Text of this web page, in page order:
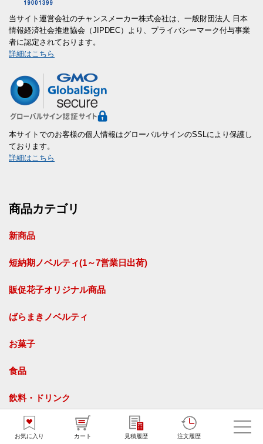
お気に入り カート 見積履歴 注文履歴
当サイト運営会社のチャンスメーカー株式会社は、一般財団法人 日本
情報経済社会推進協会（JIPDEC）より、プライバシーマーク付与事業
者に認定されております。
詳細はこちら
本サイトでのお客様の個人情報はグローバルサインのSSLにより保護し
ております。
詳細はこちら
商品カテゴリ
新商品
短納期ノベルティ(1～7営業日出荷)
販促花子オリジナル商品
ばらまきノベルティ
お菓子
食品
飲料・ドリンク
タオル